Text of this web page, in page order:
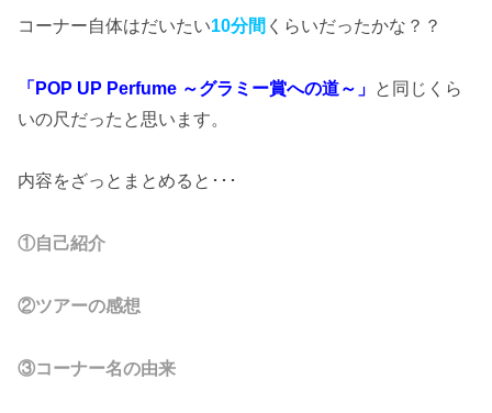
コーナー自体はだいたい10分間 くらいだったかな？？
「POP UP Perfume ～グラミー賞への道～」 と同じくら
いの尺だったと思います。
内容をざっとまとめると･･･
①自己紹介
②ツアーの感想
③コーナー名の由来